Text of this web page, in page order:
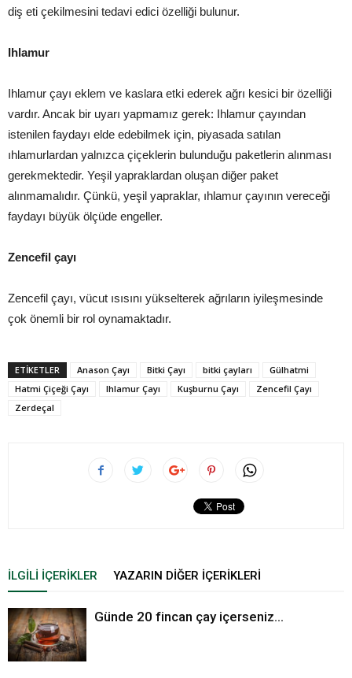
diş eti çekilmesini tedavi edici özelliği bulunur.
Ihlamur
Ihlamur çayı eklem ve kaslara etki ederek ağrı kesici bir özelliği
vardır. Ancak bir uyarı yapmamız gerek: Ihlamur çayından
istenilen faydayı elde edebilmek için, piyasada satılan
ıhlamurlardan yalnızca çiçeklerin bulunduğu paketlerin alınması
gerekmektedir. Yeşil yapraklardan oluşan diğer paket
alınmamalıdır. Çünkü, yeşil yapraklar, ıhlamur çayının vereceği
faydayı büyük ölçüde engeller.
Zencefil çayı
Zencefil çayı, vücut ısısını yükselterek ağrıların iyileşmesinde
çok önemli bir rol oynamaktadır.
ETIKETLER Anason Çayı Bitki Çayı bitki çayları
Gülhatmi
Hatmi Çiçeği Çayı
Ihlamur Çayı Kuşburnu Çayı
Zencefil Çayı
Zerdeçal
İLGILI İÇERIKLER YAZARIN DIĞER İÇERIKLERI
Günde 20 fincan çay içerseniz…